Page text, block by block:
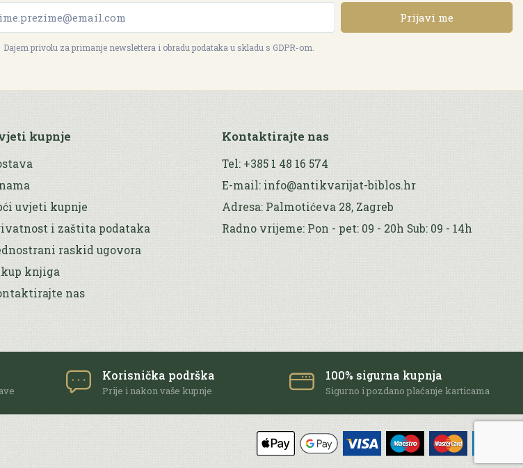
Prijavi me
Dajem privolu za primanje newslettera i obradu podataka u skladu s GDPR-om.
kupnje
uvjeti kupnje
i zaštita podataka
raskid ugovora
knjiga
nas
Kontaktirajte nas
Tel: +385 1 48 16 574
E-mail: info@antikvarijat-biblos.hr
Adresa: Palmotićeva 28, Zagreb
Radno vrijeme: Pon - pet: 09 - 20h Sub: 09 - 14h
Korisnička podrška
Prije i nakon vaše kupnje
100% sigurna kupnja
Sigurno i pozdano plaćanje karticama